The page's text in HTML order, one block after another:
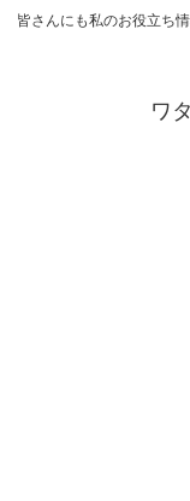
皆さんにも私のお役立ち
ワ